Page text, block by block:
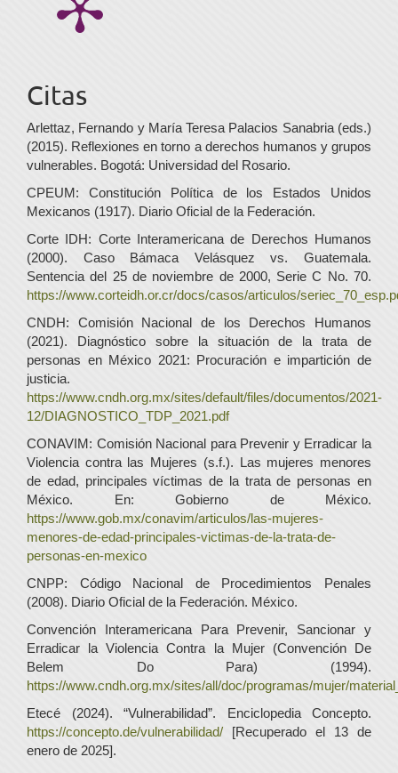
Citas
Arlettaz, Fernando y María Teresa Palacios Sanabria (eds.)
(2015). Reflexiones en torno a derechos humanos y grupos
vulnerables. Bogotá: Universidad del Rosario.
CPEUM: Constitución Política de los Estados Unidos
Mexicanos (1917). Diario Oficial de la Federación.
Corte IDH: Corte Interamericana de Derechos Humanos
(2000). Caso Bámaca Velásquez vs. Guatemala.
Sentencia del 25 de noviembre de 2000, Serie C No. 70.
https://www.corteidh.or.cr/docs/casos/articulos/
CNDH: Comisión Nacional de los Derechos Humanos
(2021). Diagnóstico sobre la situación de la trata de
personas en México 2021: Procuración e impartición de
justicia.
https://www.cndh.org.mx/sites/default/files/documentos/2021-
12/DIAGNOSTICO_TDP_2021.pdf
CONAVIM: Comisión Nacional para Prevenir y Erradicar la
Violencia contra las Mujeres (s.f.). Las mujeres menores
de edad, principales víctimas de la trata de personas en
México. En: Gobierno de México.
https://www.gob.mx/conavim/articulos/las-mujeres-
menores-de-edad-principales-victimas-de-la-trata-de-
personas-en-mexico
CNPP: Código Nacional de Procedimientos Penales
(2008). Diario Oficial de la Federación. México.
Convención Interamericana Para Prevenir, Sancionar y
Erradicar la Violencia Contra la Mujer (Convención De
Belem Do Para) (1994).
https://www.cndh.org.mx/sites/all/doc/programas/mujer/
Etecé (2024). “Vulnerabilidad”. Enciclopedia Concepto.
https://concepto.de/vulnerabilidad/ [Recuperado el 13 de
enero de 2025].